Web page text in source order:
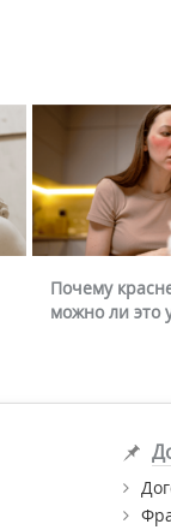
Почему
можно ли это